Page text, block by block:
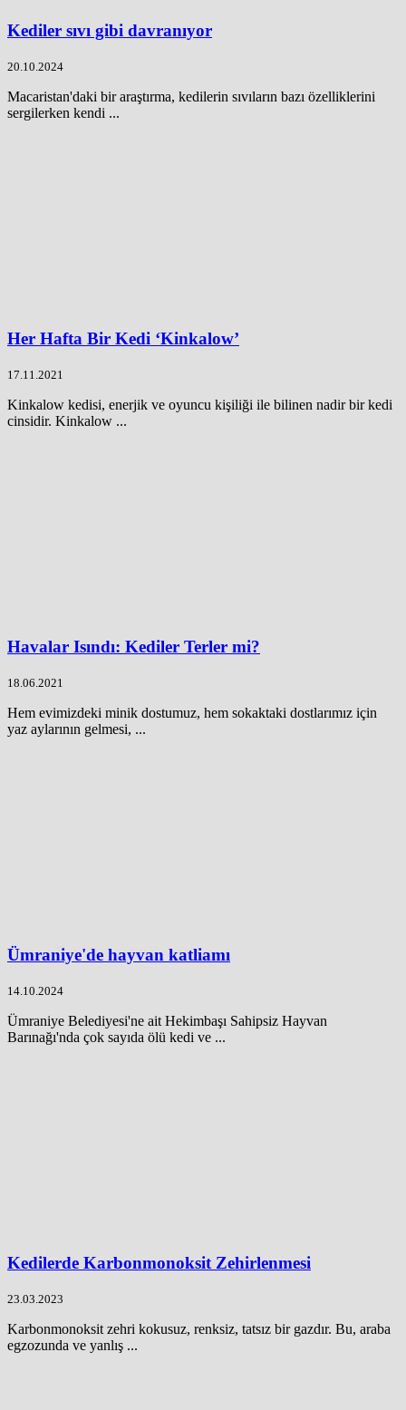
Kediler sıvı gibi davranıyor
20.10.2024
Macaristan'daki bir araştırma, kedilerin sıvıların bazı özelliklerini
sergilerken kendi ...
Her Hafta Bir Kedi ‘Kinkalow’
17.11.2021
Kinkalow kedisi, enerjik ve oyuncu kişiliği ile bilinen nadir bir kedi
cinsidir. Kinkalow ...
Havalar Isındı: Kediler Terler mi?
18.06.2021
Hem evimizdeki minik dostumuz, hem sokaktaki dostlarımız için
yaz aylarının gelmesi, ...
Ümraniye'de hayvan katliamı
14.10.2024
Ümraniye Belediyesi'ne ait Hekimbaşı Sahipsiz Hayvan
Barınağı'nda çok sayıda ölü kedi ve ...
Kedilerde Karbonmonoksit Zehirlenmesi
23.03.2023
Karbonmonoksit zehri kokusuz, renksiz, tatsız bir gazdır. Bu, araba
egzozunda ve yanlış ...